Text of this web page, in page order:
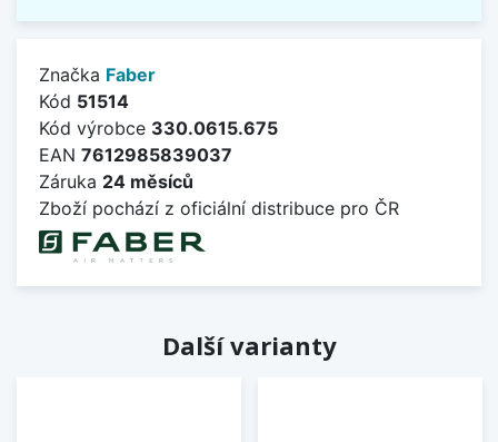
Značka Faber
Kód 51514
Kód výrobce 330.0615.675
EAN 7612985839037
Záruka 24 měsíců
Zboží pochází z oficiální distribuce pro ČR
Další varianty